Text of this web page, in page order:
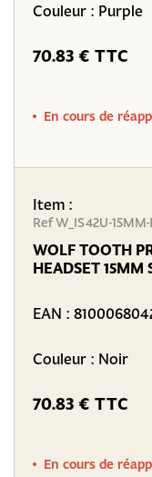
Couleur : Purple
70.83 € TTC
En cours de
Item :
Ref W_IS42U-
WOLF TOOTH
HEADSET 15MM
EAN :
Couleur : Noir
70.83 € TTC
En cours de